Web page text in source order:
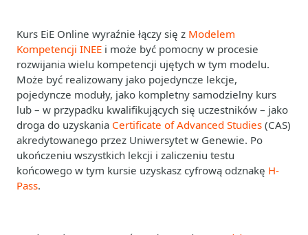
Kurs EiE Online wyraźnie łączy się z Modelem
Kompetencji INEE i może być pomocny w procesie
rozwijania wielu kompetencji ujętych w tym modelu.
Może być realizowany jako pojedyncze lekcje,
pojedyncze moduły, jako kompletny samodzielny kurs
lub – w przypadku kwalifikujących się uczestników – jako
droga do uzyskania Certificate of Advanced Studies (CAS)
akredytowanego przez Uniwersytet w Genewie. Po
ukończeniu wszystkich lekcji i zaliczeniu testu
końcowego w tym kursie uzyskasz cyfrową odznakę H-
Pass.